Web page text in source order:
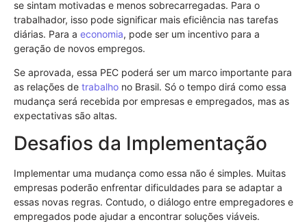
se sintam motivadas e menos sobrecarregadas. Para o
trabalhador, isso pode significar mais eficiência nas tarefas
diárias. Para a economia, pode ser um incentivo para a
geração de novos empregos.
Se aprovada, essa PEC poderá ser um marco importante para
as relações de trabalho no Brasil. Só o tempo dirá como essa
mudança será recebida por empresas e empregados, mas as
expectativas são altas.
Desafios da Implementação
Implementar uma mudança como essa não é simples. Muitas
empresas poderão enfrentar dificuldades para se adaptar a
essas novas regras. Contudo, o diálogo entre empregadores e
empregados pode ajudar a encontrar soluções viáveis.